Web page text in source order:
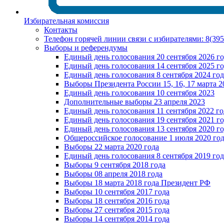
Избирательная комиссия
Контакты
Телефон горячей линии связи с избирателями:
Выборы и референдумы
Единый день голосования 20 сентября 2026
Единый день голосования 14 сентября 2025
Единый день голосования 8 сентября 2024
Выборы Президента России 15, 16, 17 марта
Единый день голосования 10 сентября 2023
Дополнительные выборы 23 апреля 2023
Единый день голосования 11 сентября 2022
Единый день голосования 19 сентября 2021
Единый день голосования 13 сентября 2020
Общероссийское голосование 1 июля 2020
Выборы 22 марта 2020 года
Единый день голосования 8 сентября 2019
Выборы 9 сентября 2018 года
Выборы 08 апреля 2018 года
Выборы 18 марта 2018 года Президент РФ
Выборы 10 сентября 2017 года
Выборы 18 сентября 2016 года
Выборы 27 сентября 2015 года
Выборы 14 сентября 2014 года